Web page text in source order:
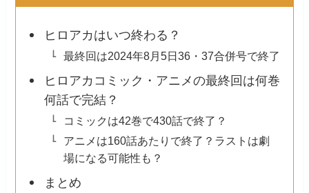
ヒロアカはいつ終わる？
最終回は2024年8月5日36・37合併号で終了
ヒロアカコミック・アニメの最終回は何巻
何話で完結？
コミックは42巻で430話で終了？
アニメは160話あたりで終了？ラストは劇
場になる可能性も？
まとめ